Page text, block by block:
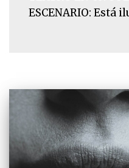
ESCENARIO: